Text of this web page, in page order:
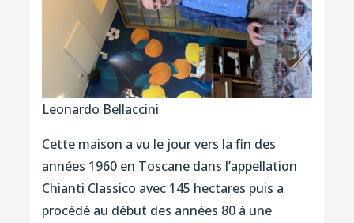
Leonardo Bellaccini
Cette maison a vu le jour vers la fin des
années 1960 en Toscane dans l’appellation
Chianti Classico avec 145 hectares puis a
procédé au début des années 80 à une